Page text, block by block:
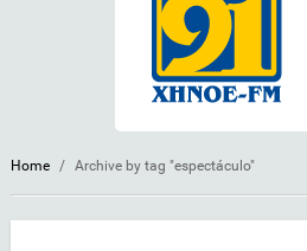
Home / Archive by tag "espectáculo"